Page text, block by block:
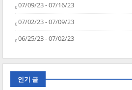
07/09/23 - 07/16/23
07/02/23 - 07/09/23
06/25/23 - 07/02/23
인기 글